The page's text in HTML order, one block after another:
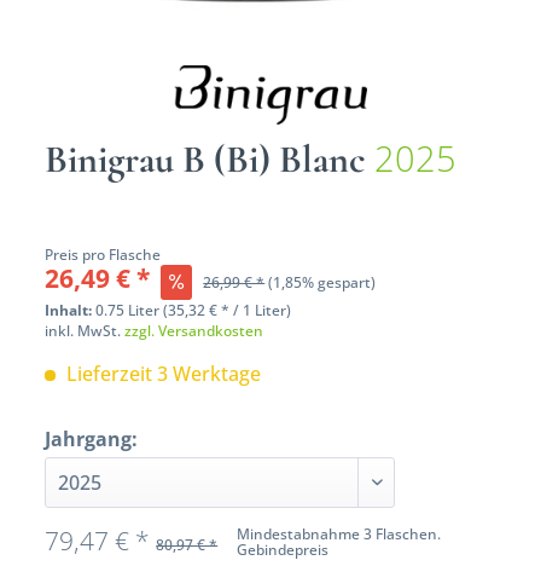
Binigrau B (Bi) Blanc 2025
Preis pro Flasche
26,49 € * 26,99 € *(1,85% gespart)
Inhalt:0.75 Liter (35,32 € * / 1 Liter)
inkl. MwSt.zzgl. Versandkosten
Lieferzeit 3 Werktage
Jahrgang:
Mindestabnahme 3 Flaschen.
Gebindepreis
79,47 € * 80,97 € *